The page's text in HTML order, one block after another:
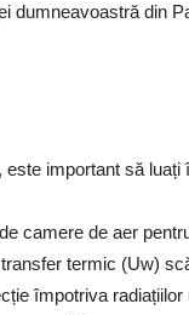
dumneavoastră din
important să
camere de aer
termic (Uw)
împotriva radiațiilor